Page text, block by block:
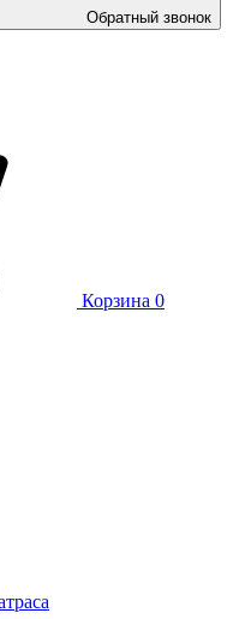
Обратный звонок
Корзина 0